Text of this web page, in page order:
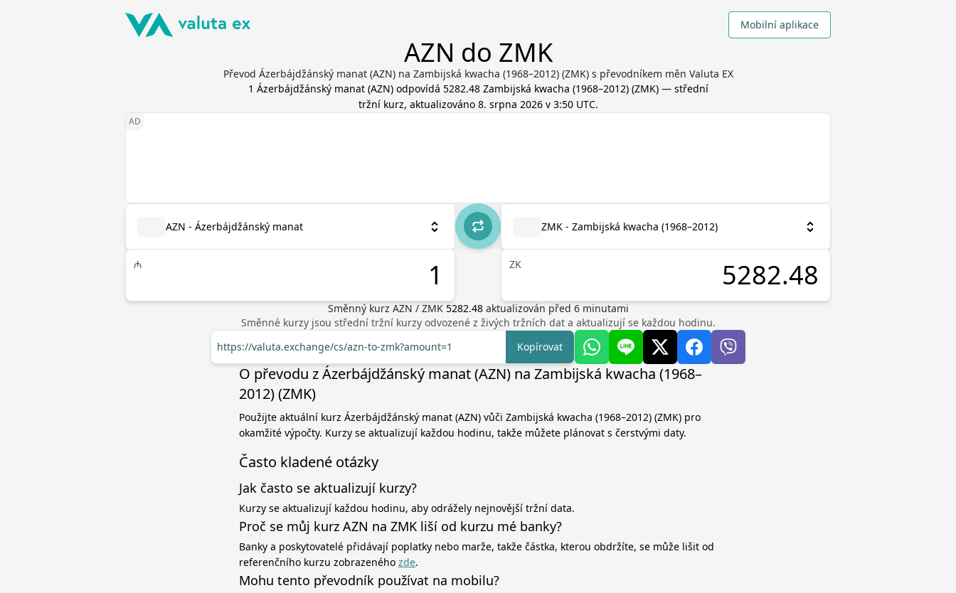
Mobilní aplikace
AZN do ZMK
Převod Ázerbájdžánský manat (AZN) na Zambijská kwacha (1968–2012) (ZMK) s převodníkem měn Valuta EX
1 Ázerbájdžánský manat(AZN) odpovídá 5282.48 Zambijská kwacha (1968–2012)(ZMK) — střední
tržní kurz, aktualizováno 8. srpna 2026 v 3:50 UTC.
AZN - Ázerbájdžánský manat
₼
ZMK - Zambijská kwacha (1968–2012)
ZK
Směnný kurz AZN / ZMK 5282.48 aktualizován před 6minutami
Směnné kurzy jsou střední tržní kurzy odvozené z živých tržních dat a aktualizují se každou hodinu.
https://valuta.exchange/cs/azn-to-zmk?amount=1
Kopírovat
O převodu z Ázerbájdžánský manat (AZN) na Zambijská kwacha (1968–
2012) (ZMK)
Použijte aktuální kurz Ázerbájdžánský manat (AZN) vůči Zambijská kwacha (1968–2012) (ZMK) pro
okamžité výpočty. Kurzy se aktualizují každou hodinu, takže můžete plánovat s čerstvými daty.
Často kladené otázky
Jak často se aktualizují kurzy?
Kurzy se aktualizují každou hodinu, aby odrážely nejnovější tržní data.
Proč se můj kurz AZN na ZMK liší od kurzu mé banky?
Banky a poskytovatelé přidávají poplatky nebo marže, takže částka, kterou obdržíte, se může lišit od
referenčního kurzu zobrazeného zde.
Mohu tento převodník používat na mobilu?